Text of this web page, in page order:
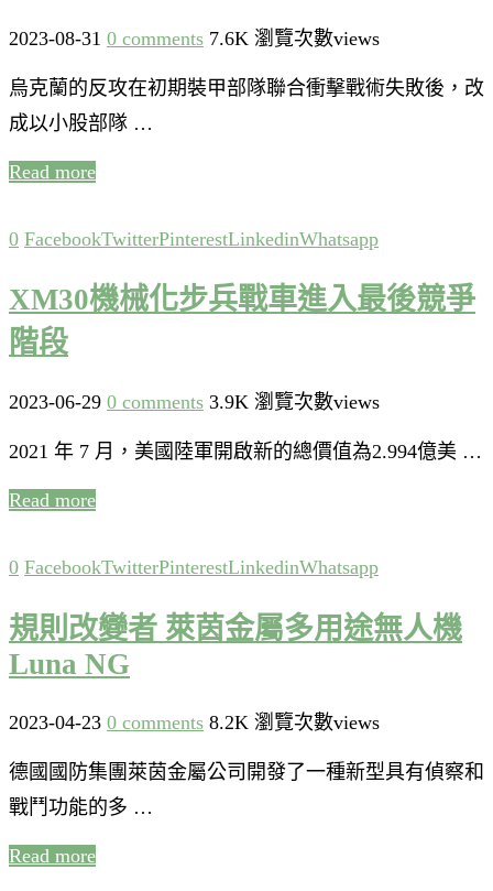
2023-08-31 0 comments 7.6K 瀏覽次數views
烏克蘭的反攻在初期裝甲部隊聯合衝擊戰術失敗後，改
成以小股部隊 …
Read more
0 FacebookTwitterPinterestLinkedinWhatsapp
XM30機械化步兵戰車進入最後競爭
階段
2023-06-29 0 comments 3.9K 瀏覽次數views
2021 年 7 月，美國陸軍開啟新的總價值為2.994億美 …
Read more
0 FacebookTwitterPinterestLinkedinWhatsapp
規則改變者 萊茵金屬多用途無人機
Luna NG
2023-04-23 0 comments 8.2K 瀏覽次數views
德國國防集團萊茵金屬公司開發了一種新型具有偵察和
戰鬥功能的多 …
Read more